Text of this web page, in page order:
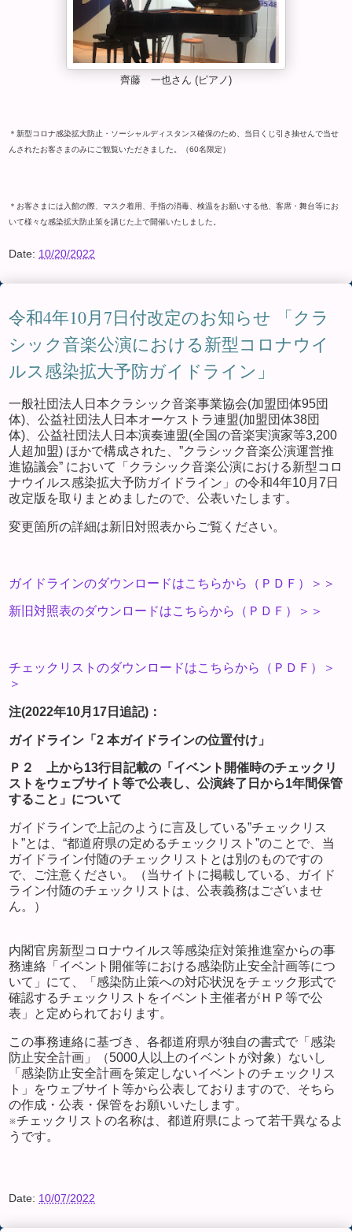
齊藤 一也さん (ピアノ)
＊新型コロナ感染拡大防止・ソーシャルディスタンス確保のため、当日くじ引き抽せんで当せ
んされたお客さまのみにご観覧いただきました。（60名限定）
＊お客さまには入館の際、マスク着用、手指の消毒、検温をお願いする他、客席・舞台等にお
いて様々な感染拡大防止策を講じた上で開催いたしました。
Date: 10/20/2022
令和4年10月7日付改定のお知らせ 「クラ
シック音楽公演における新型コロナウイ
ルス感染拡大予防ガイドライン」
一般社団法人日本クラシック音楽事業協会(加盟団体95団
体)、公益社団法人日本オーケストラ連盟(加盟団体38団
体)、公益社団法人日本演奏連盟(全国の音楽実演家等3,200
人超加盟) ほかで構成された、”クラシック音楽公演運営推
進協議会” において「クラシック音楽公演における新型コロ
ナウイルス感染拡大予防ガイドライン」の令和4年10月7日
改定版を取りまとめましたので、公表いたします。
変更箇所の詳細は新旧対照表からご覧ください。
ガイドラインのダウンロードはこちらから（ＰＤＦ）＞＞
新旧対照表のダウンロードはこちらから（ＰＤＦ）＞＞
チェックリストのダウンロードはこちらから（ＰＤＦ）＞
＞
注(2022年10月17日追記)：
ガイドライン「2 本ガイドラインの位置付け」
Ｐ２ 上から13行目記載の「イベント開催時のチェックリ
ストをウェブサイト等で公表し、公演終了日から1年間保管
すること」について
ガイドラインで上記のように言及している”チェックリス
ト”とは、“都道府県の定めるチェックリスト”のことで、当
ガイドライン付随のチェックリストとは別のものですの
で、ご注意ください。（当サイトに掲載している、ガイド
ライン付随のチェックリストは、公表義務はございませ
ん。）
内閣官房新型コロナウイルス等感染症対策推進室からの事
務連絡「イベント開催等における感染防止安全計画等につ
いて」にて、「感染防止策への対応状況をチェック形式で
確認するチェックリストをイベント主催者がＨＰ等で公
表」と定められております。
この事務連絡に基づき、各都道府県が独自の書式で「感染
防止安全計画」（5000人以上のイベントが対象）ないし
「感染防止安全計画を策定しないイベントのチェックリス
ト」をウェブサイト等から公表しておりますので、そちら
の作成・公表・保管をお願いいたします。
※チェックリストの名称は、都道府県によって若干異なるよ
うです。
Date: 10/07/2022